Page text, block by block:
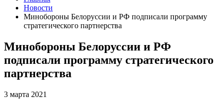
Новости
Минобороны Белоруссии и РФ подписали программу
стратегического партнерства
Минобороны Белоруссии и РФ
подписали программу стратегического
партнерства
3 марта 2021